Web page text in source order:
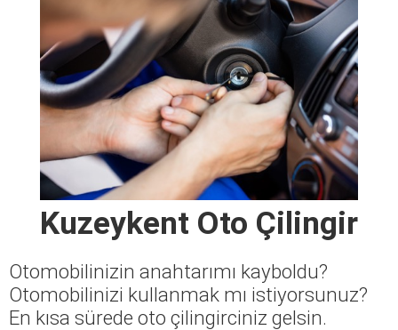
Kuzeykent Oto Çilingir
Otomobilinizin anahtarımı kayboldu?
Otomobilinizi kullanmak mı istiyorsunuz?
En kısa sürede oto çilingirciniz gelsin.